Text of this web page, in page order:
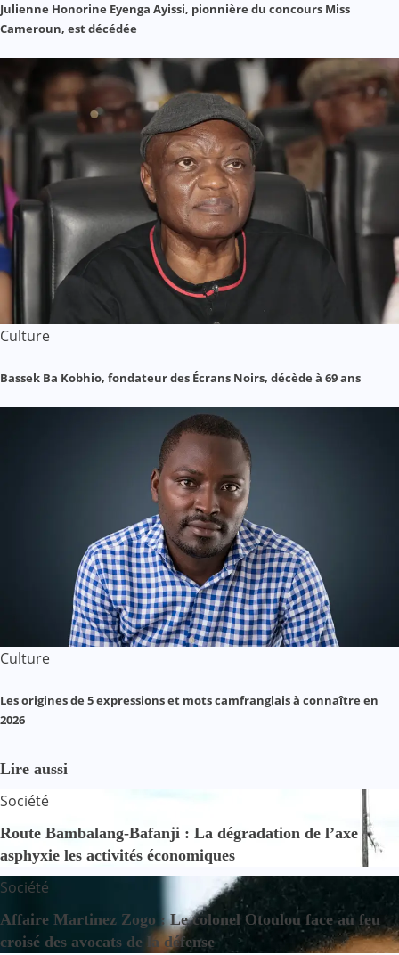
Julienne Honorine Eyenga Ayissi, pionnière du concours Miss
Cameroun, est décédée
Culture
Bassek Ba Kobhio, fondateur des Écrans Noirs, décède à 69 ans
Culture
Les origines de 5 expressions et mots camfranglais à connaître en
2026
Lire aussi
Société
Route Bambalang-Bafanji : La dégradation de l’axe
asphyxie les activités économiques
Société
Affaire Martinez Zogo : Le colonel Otoulou face au feu
croisé des avocats de la défense